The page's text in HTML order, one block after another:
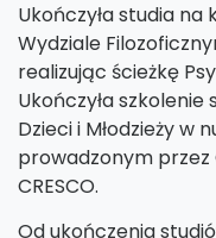
Ukończyła studia
Wydziale
realizując ścieżkę
Ukończyła
Dzieci i Młodzieży w
prowadzonym
CRESCO.
Od ukończenia